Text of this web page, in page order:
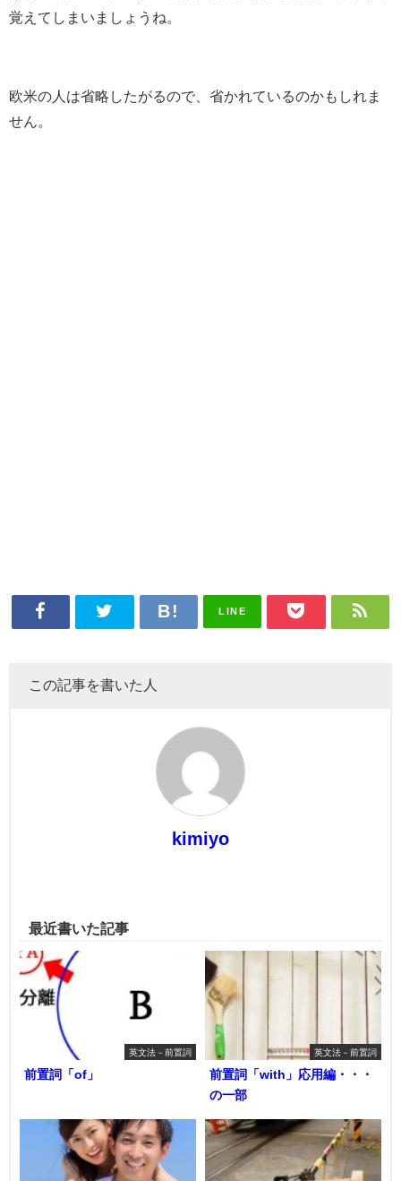
覚えてしまいましょうね。
欧米の人は省略したがるので、省かれているのかもしれま
せん。
LINE
この記事を書いた人
kimiyo
最近書いた記事
英文法－前置詞
前置詞「of」
英文法－前置詞
前置詞「with」応用編・・・
の一部